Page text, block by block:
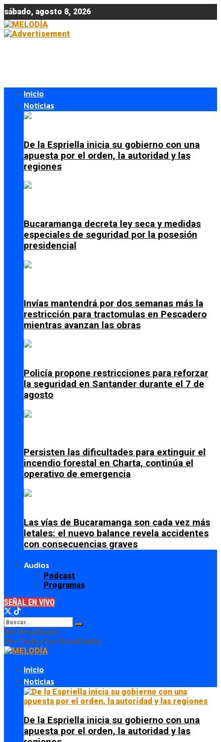
sábado, agosto 8, 2026
Inicio
Noticias
De la Espriella inicia su gobierno con una
apuesta por el orden, la autoridad y las
regiones
Bucaramanga decreta ley seca y medidas
especiales de seguridad por la posesión
presidencial
Invías mantendrá por dos semanas más la
restricción para tractomulas en Pescadero
mientras avanzan las obras
Policía propone restricciones para reforzar
la seguridad en Santander durante el 7 de
agosto
Persisten las dificultades para extinguir el
incendio forestal en Charta, continúa el
operativo de emergencia
Las vías de Bucaramanga son cada vez más
letales: el nuevo balance revela accidentes
con consecuencias graves
Audios
Podcast
Programas
SEÑAL EN VIVO
Sin Resultados
Ver Todos los Resultados
Inicio
Noticias
De la Espriella inicia su gobierno con una
apuesta por el orden, la autoridad y las